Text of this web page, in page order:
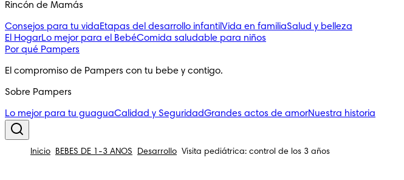
Rincón de Mamás
Consejos para tu vidaEtapas del desarrollo infantilVida en familiaSalud y belleza
El HogarLo mejor para el BebéComida saludable para niños
Por qué Pampers
El compromiso de Pampers con tu bebe y contigo.
Sobre Pampers
Lo mejor para tu guaguaCalidad y SeguridadGrandes actos de amorNuestra historia
Inicio BEBÉS DE 1-3 AÑOS Desarrollo Visita pediátrica: control de los 3 años